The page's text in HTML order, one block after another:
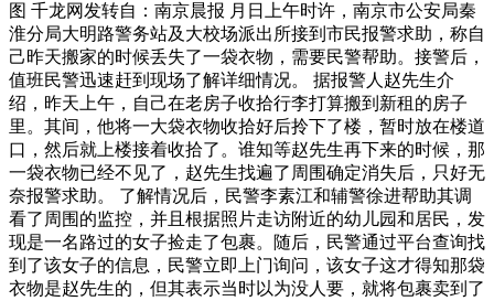
图 千龙网发转自：南京晨报 月日上午时许，南京市公安局秦
淮分局大明路警务站及大校场派出所接到市民报警求助，称自
己昨天搬家的时候丢失了一袋衣物，需要民警帮助。接警后，
值班民警迅速赶到现场了解详细情况。 据报警人赵先生介
绍，昨天上午，自己在老房子收拾行李打算搬到新租的房子
里。其间，他将一大袋衣物收拾好后拎下了楼，暂时放在楼道
口，然后就上楼接着收拾了。谁知等赵先生再下来的时候，那
一袋衣物已经不见了，赵先生找遍了周围确定消失后，只好无
奈报警求助。 了解情况后，民警李素江和辅警徐进帮助其调
看了周围的监控，并且根据照片走访附近的幼儿园和居民，发
现是一名路过的女子捡走了包裹。随后，民警通过平台查询找
到了该女子的信息，民警立即上门询问，该女子这才得知那袋
衣物是赵先生的，但其表示当时以为没人要，就将包裹卖到了